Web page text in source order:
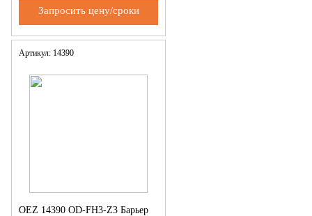
Запросить цену/сроки
Артикул: 14390
OEZ 14390 OD-FH3-Z3 Барьер